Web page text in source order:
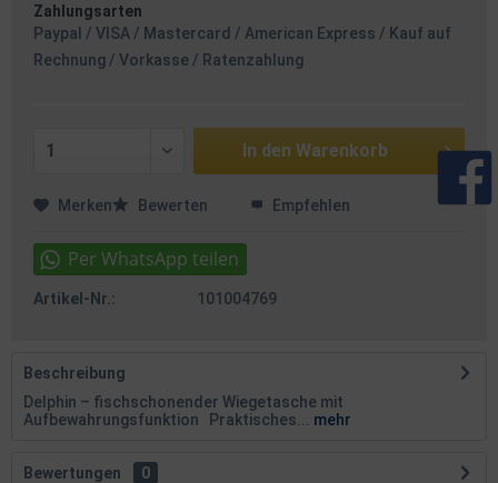
Zahlungsarten
Paypal / VISA / Mastercard / American Express / Kauf auf
Rechnung / Vorkasse / Ratenzahlung
In den Warenkorb
Merken Bewerten Empfehlen
Artikel-Nr.: 101004769
Beschreibung
Delphin – fischschonender Wiegetasche mit
Aufbewahrungsfunktion Praktisches...
mehr
Bewertungen
0